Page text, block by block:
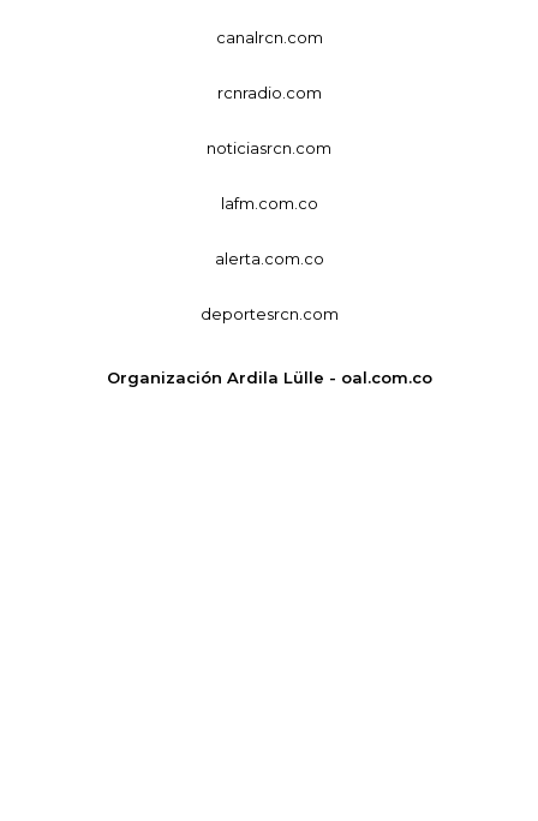
canalrcn.com
rcnradio.com
noticiasrcn.com
lafm.com.co
alerta.com.co
deportesrcn.com
Organización Ardila Lülle - oal.com.co